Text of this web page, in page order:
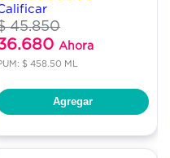
45.850
Ahora
$ 458.50 ML
Agregar